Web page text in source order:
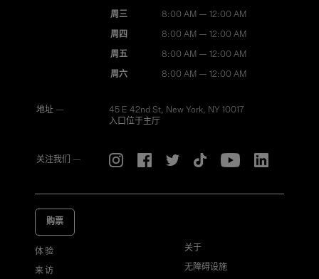
周三 8:00 AM — 12:00 AM
周四 8:00 AM — 12:00 AM
周五 8:00 AM — 12:00 AM
周六 8:00 AM — 12:00 AM
地址 —
45 E 42nd St, New York, NY 10017
入口位于主厅
关注我们 —
购票
体验
来访
关于
无障碍设施